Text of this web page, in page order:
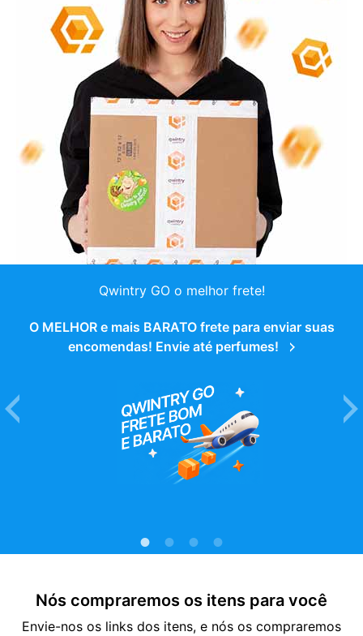
Qwintry GO o melhor frete!
O MELHOR e mais BARATO frete para enviar suas
encomendas! Envie até perfumes!
Nós compraremos os itens para você
Envie-nos os links dos itens, e nós os compraremos